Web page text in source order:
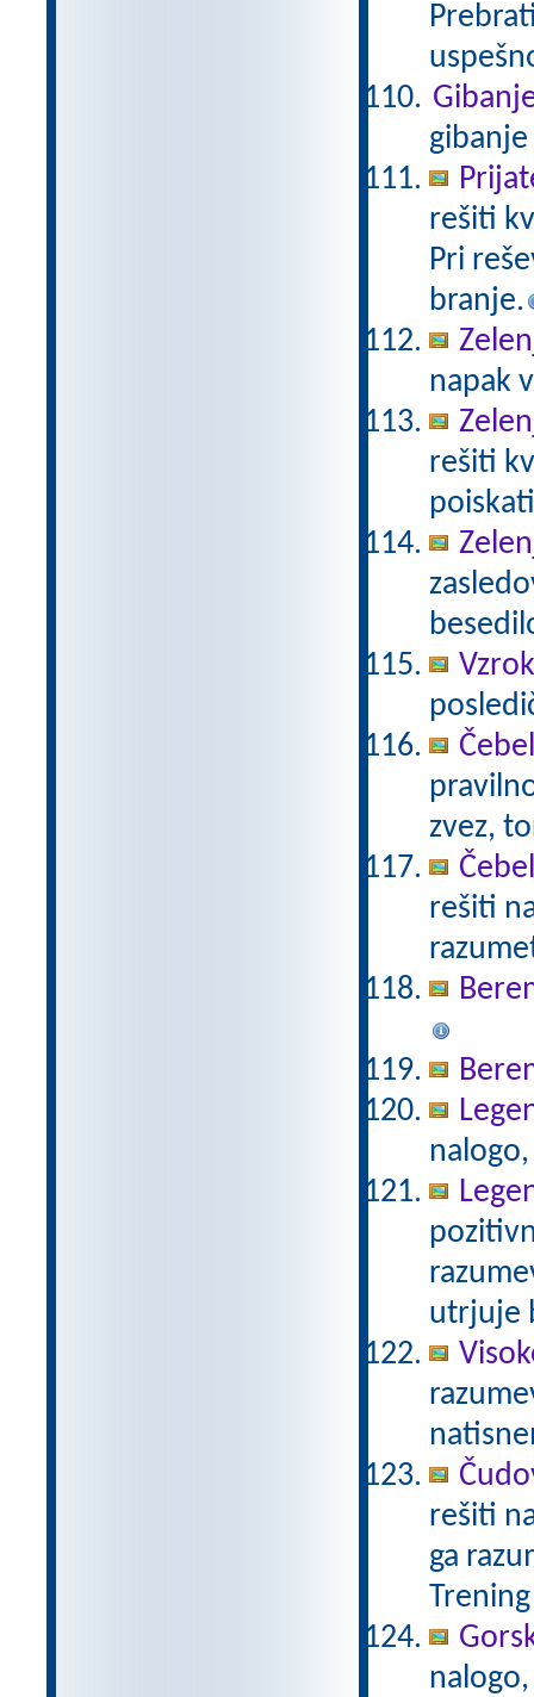
rešiti
Pri
branje.
napak
rešiti
zvez,
rešiti
utrjuje
rešiti
ga